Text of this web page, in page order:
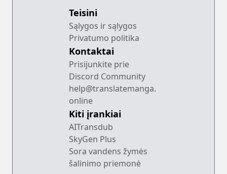
Teisini
Sąlygos ir sąlygos
Privatumo politika
Kontaktai
Prisijunkite prie
Discord Community
help@translatemanga.
online
Kiti įrankiai
AITransdub
SkyGen Plus
Sora vandens žymės
šalinimo priemonė